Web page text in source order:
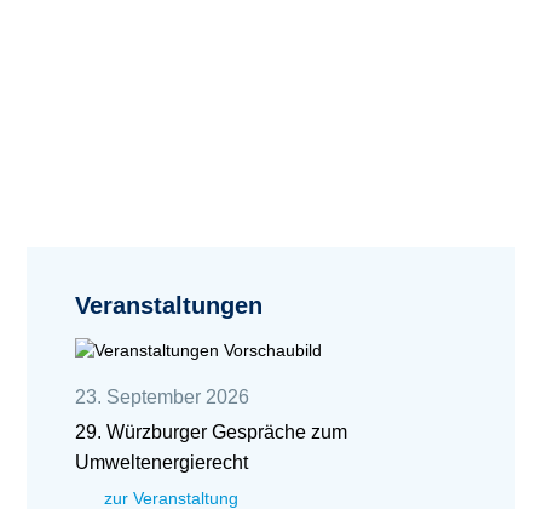
Veranstaltungen
23. September 2026
29. Würzburger Gespräche zum
Umweltenergierecht
zur Veranstaltung